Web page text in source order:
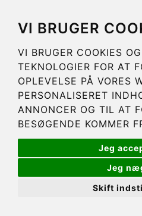
VI BRUGER
VI BRUGER COOKIES
TEKNOLOGIER FOR AT
OPLEVELSE PÅ VORES
PERSONALISERET
ANNONCER OG TIL AT
BESØGENDE KOMMER
Jeg
Jeg
Skift